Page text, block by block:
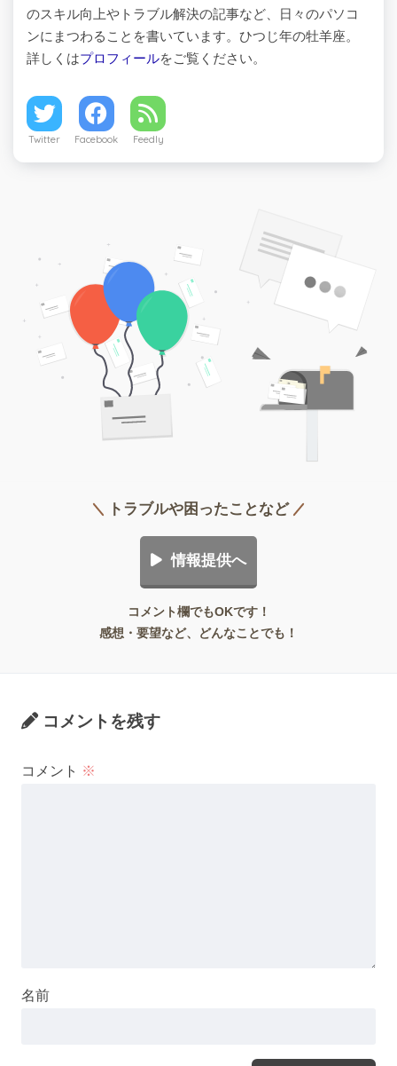
のスキル向上やトラブル解決の記事など、日々のパソコ
ンにまつわることを書いています。ひつじ年の牡羊座。
詳しくはプロフィールをご覧ください。
Twitter Facebook Feedly
トラブルや困ったことなど
情報提供へ
コメント欄でもOKです！
感想・要望など、どんなことでも！
コメントを残す
コメント ※
名前